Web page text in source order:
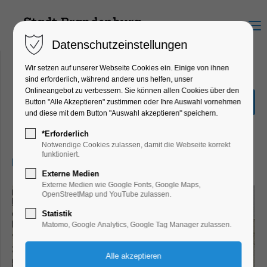
Menu
Künstlergespräch mit
Bettina Engel
Bildung, Vortrag
Datenschutzeinstellungen
Wir setzen auf unserer Webseite Cookies ein. Einige von ihnen
sind erforderlich, während andere uns helfen, unser
Onlineangebot zu verbessern. Sie können allen Cookies über den
Button "Alle Akzeptieren" zustimmen oder Ihre Auswahl vornehmen
und diese mit dem Button "Auswahl akzeptieren" speichern.
*Erforderlich
Notwendige Cookies zulassen, damit die Webseite korrekt
funktioniert.
Externe Medien
Externe Medien wie Google Fonts, Google Maps,
OpenStreetMap und YouTube zulassen.
Statistik
Matomo, Google Analytics, Google Tag Manager zulassen.